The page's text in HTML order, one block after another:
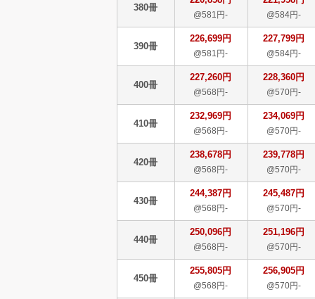
380冊
@581円- @584円-
390冊
226,699円
@581円-
227,799円
@584円-
400冊
227,260円
@568円-
228,360円
@570円-
410冊
232,969円
@568円-
234,069円
@570円-
420冊
238,678円
@568円-
239,778円
@570円-
430冊
244,387円
@568円-
245,487円
@570円-
440冊
250,096円
@568円-
251,196円
@570円-
450冊
255,805円
@568円-
256,905円
@570円-